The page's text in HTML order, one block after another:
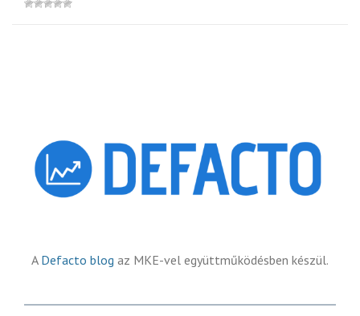
A Defacto blog az MKE-vel együttműködésben készül.